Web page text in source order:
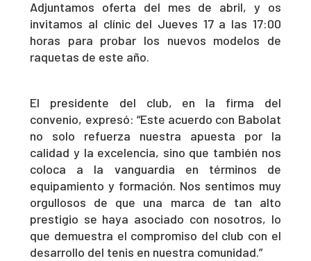
Adjuntamos oferta del mes de abril, y os
invitamos al clínic del Jueves 17 a las 17:00
horas para probar los nuevos modelos de
raquetas de este año.
El presidente del club, en la firma del
convenio, expresó: “Este acuerdo con Babolat
no solo refuerza nuestra apuesta por la
calidad y la excelencia, sino que también nos
coloca a la vanguardia en términos de
equipamiento y formación. Nos sentimos muy
orgullosos de que una marca de tan alto
prestigio se haya asociado con nosotros, lo
que demuestra el compromiso del club con el
desarrollo del tenis en nuestra comunidad.”